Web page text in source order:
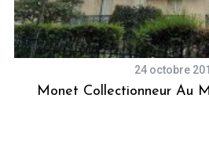
24 octobre
Monet Collectionneur Au